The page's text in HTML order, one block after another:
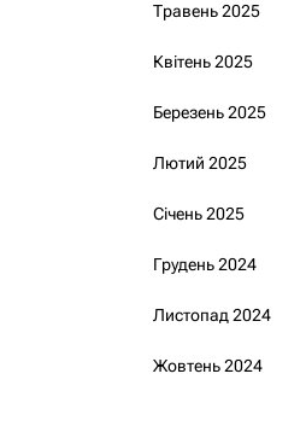
Травень 2025
Квітень 2025
Березень 2025
Лютий 2025
Січень 2025
Грудень 2024
Листопад 2024
Жовтень 2024